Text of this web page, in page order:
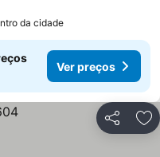
da cidade
Ver preços
Partilhar